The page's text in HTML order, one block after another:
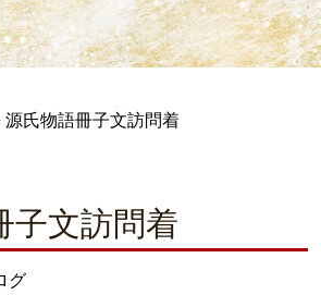
源氏物語冊子文訪問着
子文訪問着
グ